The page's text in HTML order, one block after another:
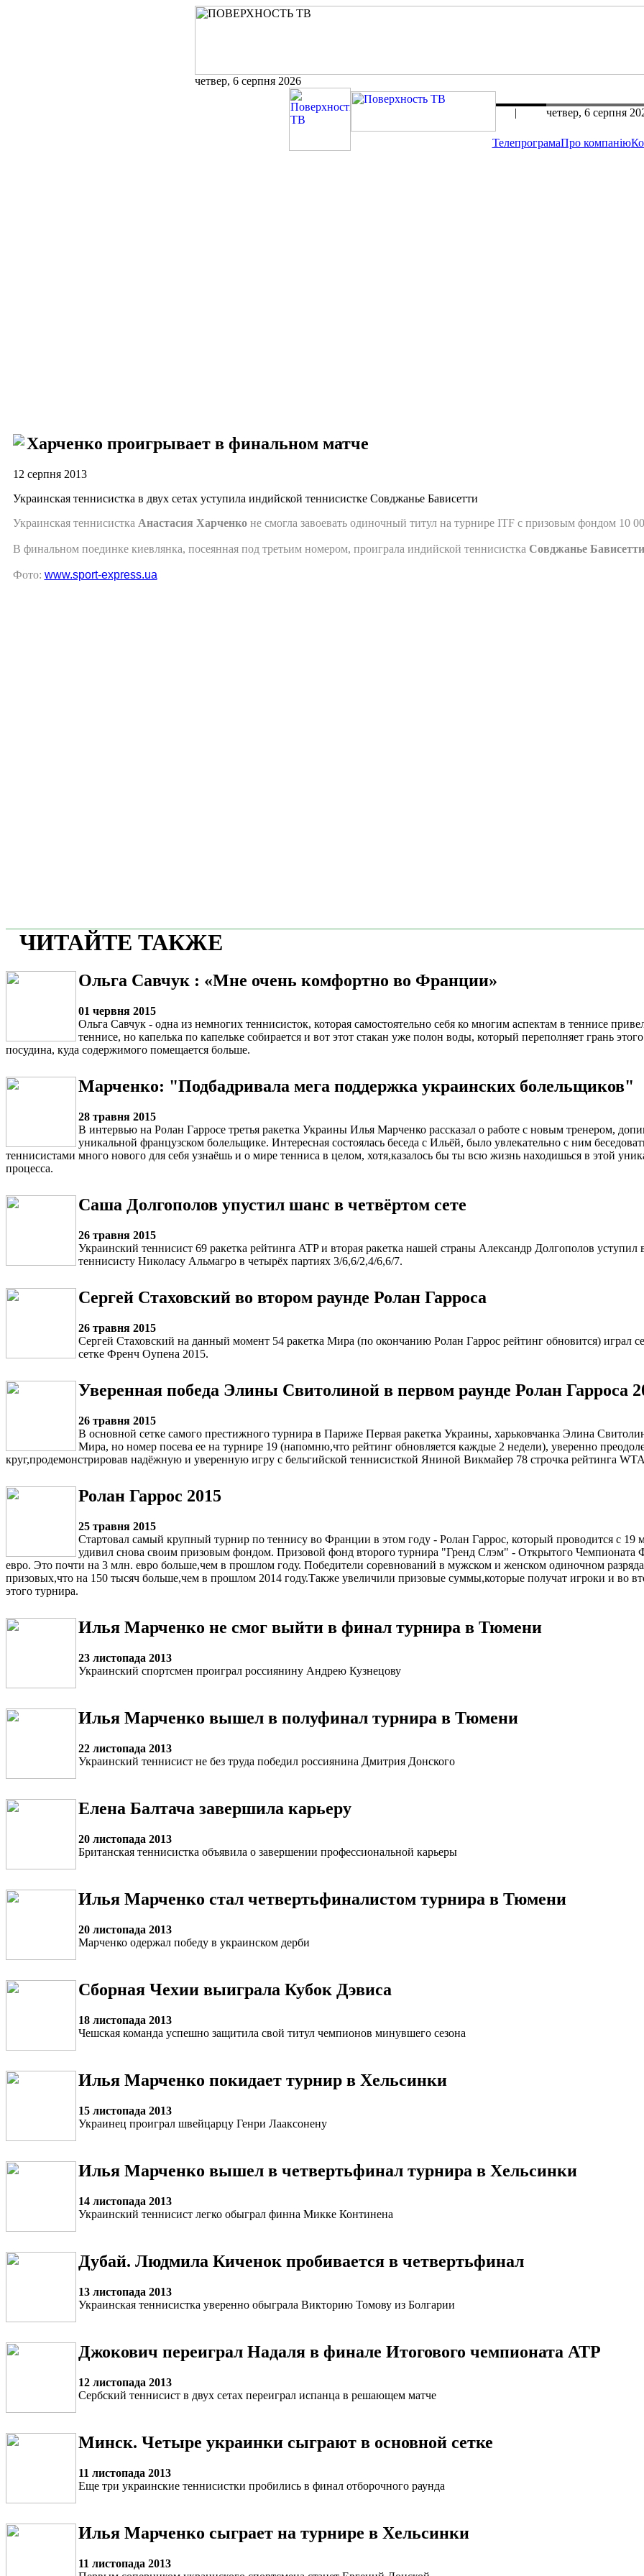
четвер, 6 серпня 2026
| четвер, 6 серпня
ТелепрограмаПро компанію
Харченко проигрывает в финальном матче
12 серпня 2013
Украинская теннисистка в двух сетах уступила индийской теннисистке Совджанье Бависетти
Украинская теннисистка Анастасия Харченконе смогла завоевать одиночный титул на турнире ITF с призовым фондом 10
В финальном поединке киевлянка, посеянная под третьим номером, проиграла индийской теннисистка Совджанье Бависетти
Фото: www.sport-express.ua
ЧИТАЙТЕ ТАКЖЕ
Ольга Савчук : «Мне очень комфортно во Франции»
01 червня 2015
Ольга Савчук - одна из немногих теннисисток, которая самостоятельно себя ко многим аспектам в теннисе
теннисе, но капелька по капельке собирается и вот этот стакан уже полон воды, который переполняет грань
посудина, куда содержимого помещается больше.
Марченко: "Подбадривала мега поддержка украинских болельщиков"
28 травня 2015
В интервью на Ролан Гарросе третья ракетка Украины Илья Марченко рассказал о работе с новым тренером,
уникальной французском болельщике. Интересная состоялась беседа с Ильёй, было увлекательно с ним
теннисистами много нового для себя узнаёшь и о мире тенниса в целом, хотя,казалось бы ты всю жизнь находишься в этой
процесса.
Саша Долгополов упустил шанс в четвёртом сете
26 травня 2015
Украинский теннисист 69 ракетка рейтинга ATP и вторая ракетка нашей страны Александр Долгополов уступил
теннисисту Николасу Альмагро в четырёх партиях 3/6,6/2,4/6,6/7.
Сергей Стаховский во втором раунде Ролан Гарроса
26 травня 2015
Сергей Стаховский на данный момент 54 ракетка Мира (по окончанию Ролан Гаррос рейтинг обновится) играл
сетке Френч Оупена 2015.
Уверенная победа Элины Свитолиной в первом раунде Ролан Гарроса
26 травня 2015
В основной сетке самого престижного турнира в Париже Первая ракетка Украины, харьковчанка Элина
Мира, но номер посева ее на турнире 19 (напомню,что рейтинг обновляется каждые 2 недели), уверенно
круг,продемонстрировав надёжную и уверенную игру с бельгийской теннисисткой Яниной Викмайер 78 строчка рейтинга
Ролан Гаррос 2015
25 травня 2015
Стартовал самый крупный турнир по теннису во Франции в этом году - Ролан Гаррос, который проводится с 19
удивил снова своим призовым фондом. Призовой фонд второго турнира "Гренд Слэм" - Открытого Чемпионата
евро. Это почти на 3 млн. евро больше,чем в прошлом году. Победители соревнований в мужском и женском одиночном
призовых,что на 150 тысяч больше,чем в прошлом 2014 году.Также увеличили призовые суммы,которые получат игроки и во
этого турнира.
Илья Марченко не смог выйти в финал турнира в Тюмени
23 листопада 2013
Украинский спортсмен проиграл россиянину Андрею Кузнецову
Илья Марченко вышел в полуфинал турнира в Тюмени
22 листопада 2013
Украинский теннисист не без труда победил россиянина Дмитрия Донского
Елена Балтача завершила карьеру
20 листопада 2013
Британская теннисистка объявила о завершении профессиональной карьеры
Илья Марченко стал четвертьфиналистом турнира в Тюмени
20 листопада 2013
Марченко одержал победу в украинском дерби
Сборная Чехии выиграла Кубок Дэвиса
18 листопада 2013
Чешская команда успешно защитила свой титул чемпионов минувшего сезона
Илья Марченко покидает турнир в Хельсинки
15 листопада 2013
Украинец проиграл швейцарцу Генри Лааксонену
Илья Марченко вышел в четвертьфинал турнира в Хельсинки
14 листопада 2013
Украинский теннисист легко обыграл финна Микке Континена
Дубай. Людмила Киченок пробивается в четвертьфинал
13 листопада 2013
Украинская теннисистка уверенно обыграла Викторию Томову из Болгарии
Джокович переиграл Надаля в финале Итогового чемпионата АТР
12 листопада 2013
Сербский теннисист в двух сетах переиграл испанца в решающем матче
Минск. Четыре украинки сыграют в основной сетке
11 листопада 2013
Еще три украинские теннисистки пробились в финал отборочного раунда
Илья Марченко сыграет на турнире в Хельсинки
11 листопада 2013